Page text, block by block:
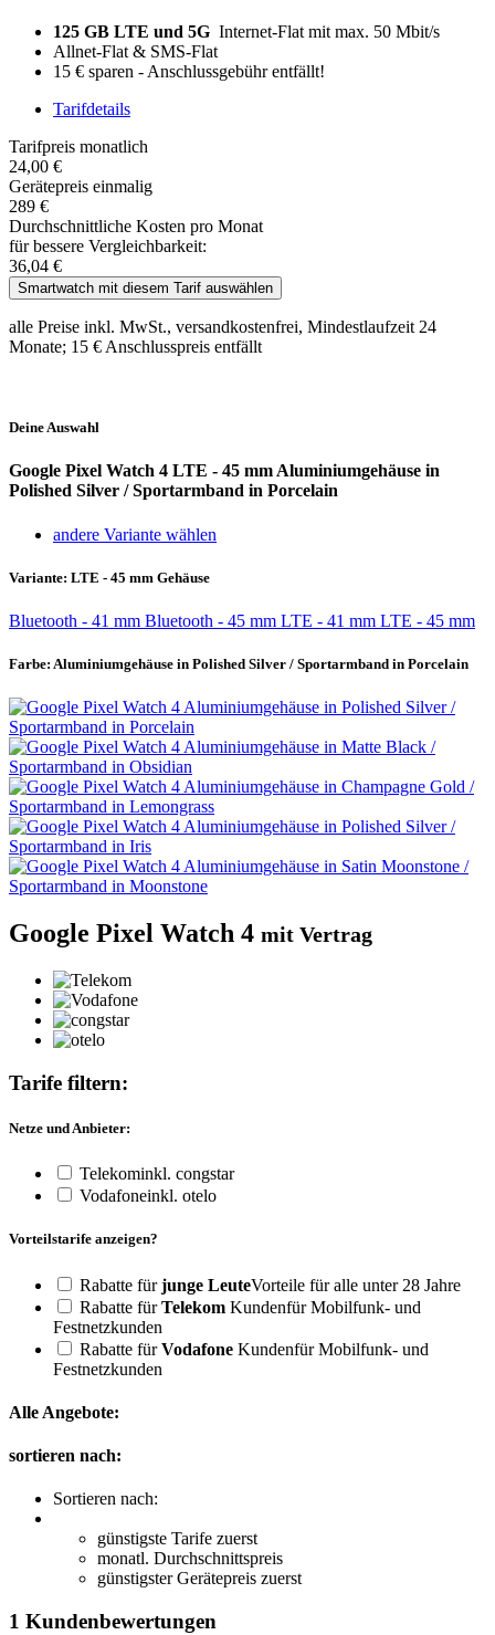
125 GB LTE und 5G Internet-Flat mit max. 50 Mbit/s
Allnet-Flat & SMS-Flat
15 € sparen - Anschlussgebühr entfällt!
Tarifdetails
Tarifpreis monatlich
24,00 €
Gerätepreis einmalig
289 €
Durchschnittliche Kosten pro Monat
für bessere Vergleichbarkeit:
36,04 €
Smartwatch mit diesem Tarif auswählen
alle Preise inkl. MwSt., versandkostenfrei, Mindestlaufzeit 24
Monate; 15 € Anschlusspreis entfällt
Deine Auswahl
Google Pixel Watch 4 LTE - 45 mm Aluminiumgehäuse in
Polished Silver / Sportarmband in Porcelain
andere Variante wählen
Variante: LTE - 45 mm Gehäuse
Bluetooth - 41 mm Bluetooth - 45 mm LTE - 41 mm LTE - 45 mm
Farbe: Aluminiumgehäuse in Polished Silver / Sportarmband in Porcelain
Google Pixel Watch 4 mit Vertrag
Tarife filtern:
Netze und Anbieter:
Telekominkl. congstar
Vodafoneinkl. otelo
Vorteilstarife anzeigen?
Rabatte fürjunge LeuteVorteile für alle unter 28 Jahre
Rabatte fürTelekom Kundenfür Mobilfunk- und
Festnetzkunden
Rabatte fürVodafone Kundenfür Mobilfunk- und
Festnetzkunden
Alle Angebote:
sortieren nach:
Sortieren nach:
günstigste Tarife zuerst
monatl. Durchschnittspreis
günstigster Gerätepreis zuerst
1 Kundenbewertungen